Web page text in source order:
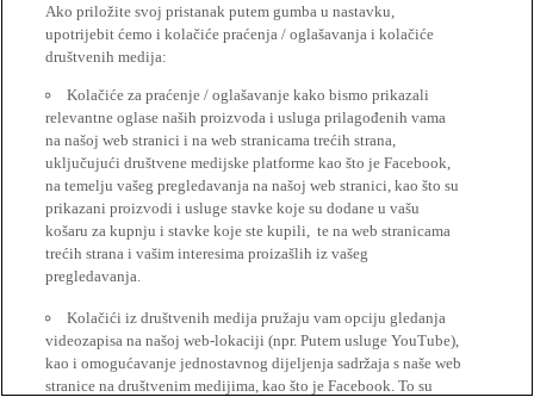
Ako priložite svoj pristanak putem gumba u nastavku,
upotrijebit ćemo i kolačiće praćenja / oglašavanja i kolačiće
društvenih medija:
Kolačiće za praćenje / oglašavanje kako bismo prikazali
relevantne oglase naših proizvoda i usluga prilagođenih vama
na našoj web stranici i na web stranicama trećih strana,
uključujući društvene medijske platforme kao što je Facebook,
na temelju vašeg pregledavanja na našoj web stranici, kao što su
prikazani proizvodi i usluge stavke koje su dodane u vašu
košaru za kupnju i stavke koje ste kupili, te na web stranicama
trećih strana i vašim interesima proizašlih iz vašeg
pregledavanja.
Kolačići iz društvenih medija pružaju vam opciju gledanja
videozapisa na našoj web-lokaciji (npr. Putem usluge YouTube),
kao i omogućavanje jednostavnog dijeljenja sadržaja s naše web
stranice na društvenim medijima, kao što je Facebook. To su